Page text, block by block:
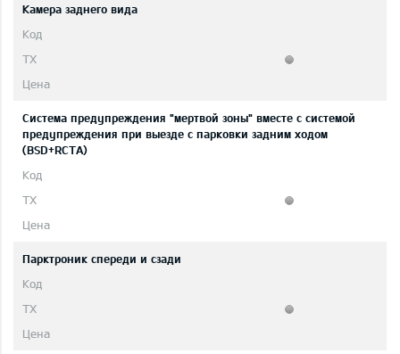
Камера заднего вида
Система предупреждения "мертвой зоны" вместе с системой
предупреждения при выезде с парковки задним ходом
(BSD+RCTA)
Парктроник спереди и сзади